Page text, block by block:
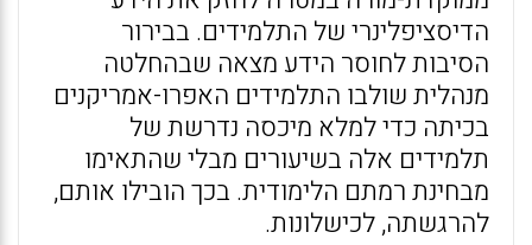
הדיסציפלינרי של התלמידים. בבירור
הסיבות לחוסר הידע מצאה שבהחלטה
מנהלית שולבו התלמידים האפרו-אמריקנים
בכיתה כדי למלא מיכסה נדרשת של
תלמידים אלה בשיעורים מבלי שהתאימו
מבחינת רמתם הלימודית. בכך הובילו אותם,
להרגשתה, לכישלונות.